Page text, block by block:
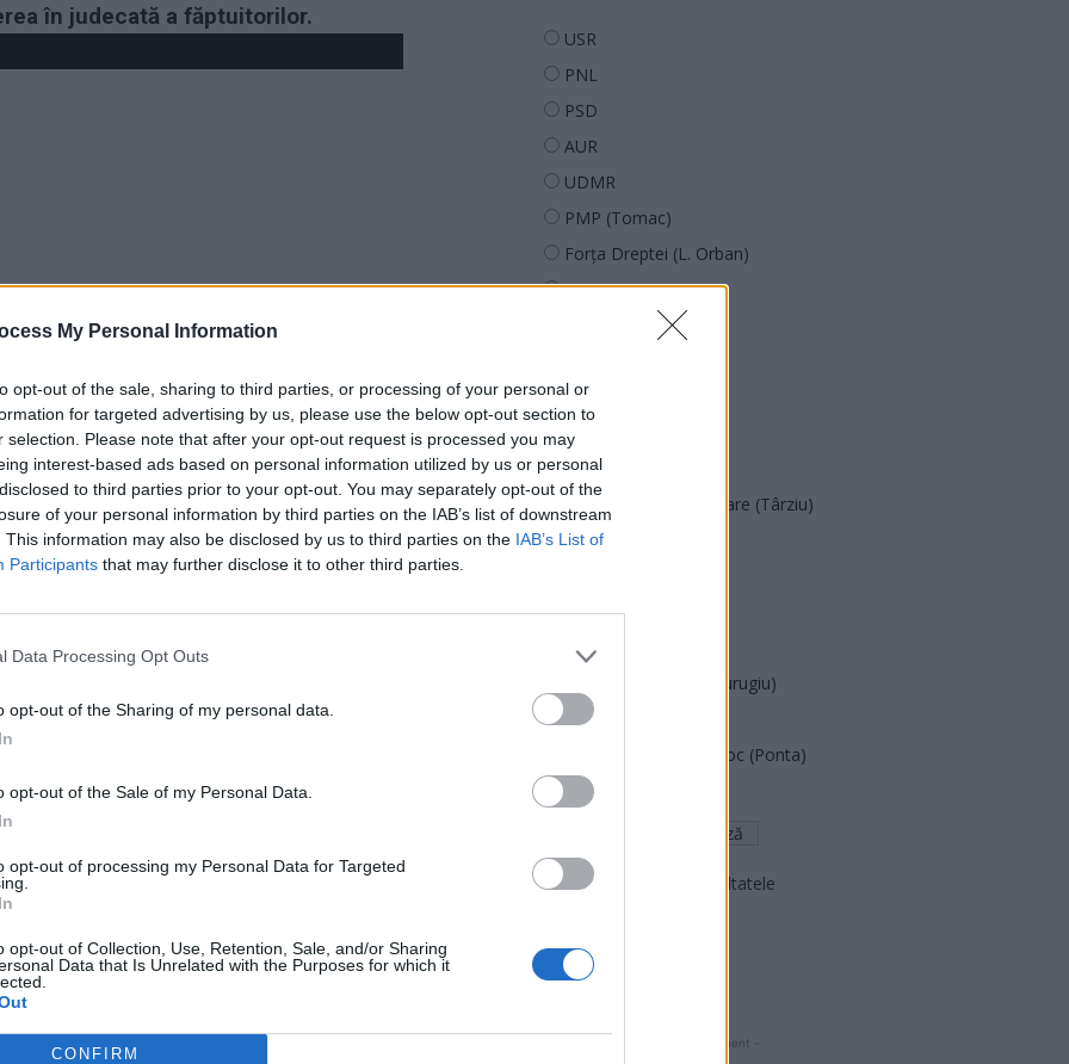
My Personal Information
opt-out of the sale, sharing to third parties, or processing of your personal or
for targeted advertising by us, please use the below opt-out section to
selection. Please note that after your opt-out request is processed you may
interest-based ads based on personal information utilized by us or personal
to third parties prior to your opt-out. You may separately opt-out of the
of your personal information by third parties on the IAB’s list of downstream
This information may also be disclosed by us to third parties on the IAB’s List of
Participants that may further disclose it to other third parties.
Data Processing Opt Outs
opt-out of the Sharing of my personal data.
opt-out of the Sale of my Personal Data.
opt-out of processing my Personal Data for Targeted
opt-out of Collection, Use, Retention, Sale, and/or Sharing
Data that Is Unrelated with the Purposes for which it
CONFIRM
în judecată a făptuitorilor.
ad
probleme din partea a numeroase țări membre UE
de un parchet independent fraudele cu fonduri
au tergiversat nominalizarea unor procurori.
Unele (cazul Ungariei, de exemplu) a u
parte la proiect. Spaimele sunt, așadar, mari
USR
PNL
PSD
AUR
UDMR
PMP (Tomac)
Forța Dreptei (L. Orban)
PNȚMM
SOS (Șoșoacă)
POT (Gavrilă)
PACE (Peia)
Acțiunea Conservatoare (Târziu)
PDF (Lazarus)
PNȚCD (Pavelescu)
PNCR (Terheș)
Partidul Patrioților (Surugiu)
FAR (Coarnă)
România pe Primul Loc (Ponta)
Altul
Arată rezultatele
- Advertisment -